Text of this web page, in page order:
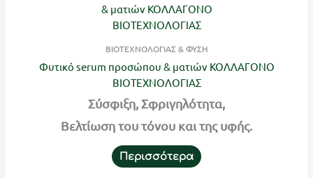
ΒΙΟΤΕΧΝΟΛΟΓΙΑΣ & ΦΥΣΗ
Φυτικό serum προσώπου & ματιών ΚΟΛΛΑΓΟΝΟ
ΒΙΟΤΕΧΝΟΛΟΓΙΑΣ
Σύσφιξη, Σφριγηλότητα,
Βελτίωση του τόνου και της υφής.
Περισσότερα